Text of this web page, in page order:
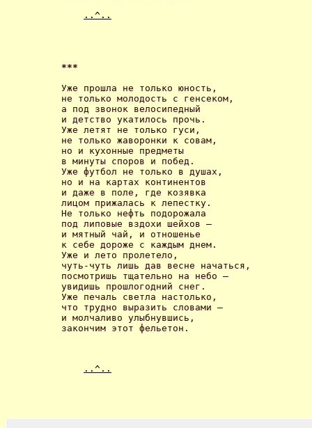
..^..
***
Уже прошла не только юность,
не только молодость с генсеком,
а под звонок велосипедный
и детство укатилось прочь.
Уже летят не только гуси,
не только жаворонки к совам,
но и кухонные предметы
в минуты споров и побед.
Уже футбол не только в душах,
но и на картах континентов
и даже в поле, где козявка
лицом прижалась к лепестку.
Не только нефть подорожала
под липовые вздохи шейхов –
и мятный чaй, и отношенье
к себе дороже с каждым днем.
Уже и лето пролетело,
чуть-чуть лишь дав весне начаться,
посмотришь тщательно на небо –
увидишь прошлогодний снег.
Уже печаль светла настолько,
что трудно выразить словами –
и молчаливо улыбнувшись,
закончим этот фельетон.
..^..